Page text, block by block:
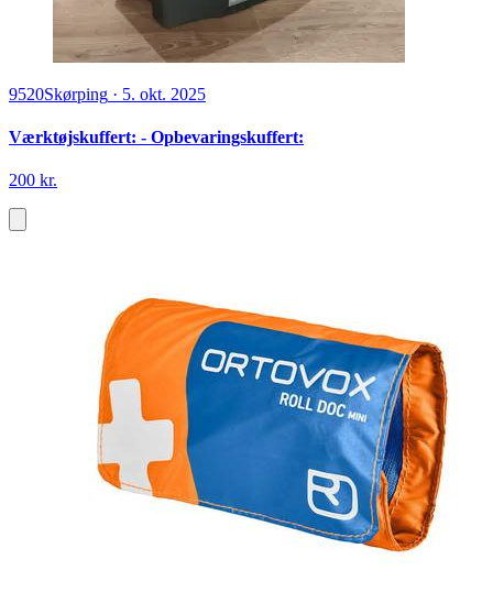
9520Skørping · 5. okt. 2025
Værktøjskuffert: - Opbevaringskuffert:
200 kr.